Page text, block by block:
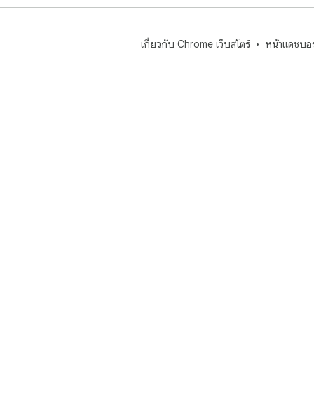
เกี่ยวกับ Chrome เว็บสโตร์ หน้าแดชบ